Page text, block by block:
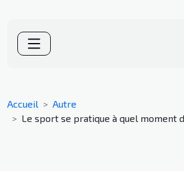
Accueil
Autre
Le sport se pratique à quel moment